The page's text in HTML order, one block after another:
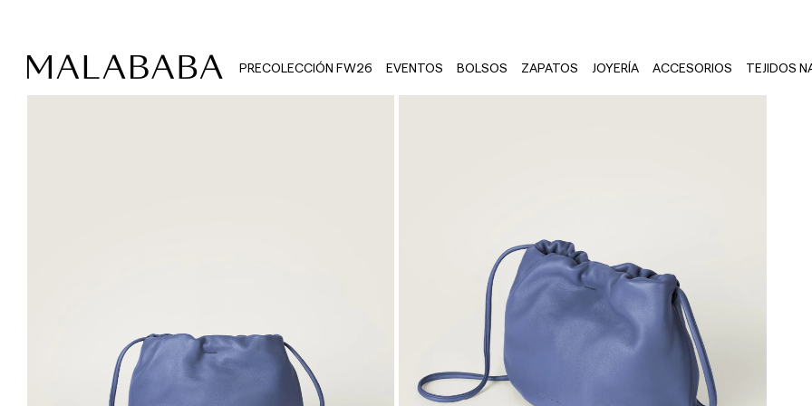
PRECOLECCIÓN FW26 EVENTOS BOLSOS ZAPATOS JOYERÍA ACCESORIOS TEJIDOS